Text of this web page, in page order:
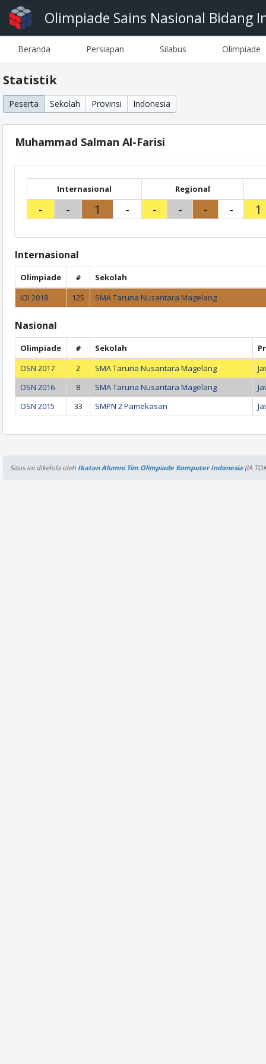
Olimpiade Sains Nasional Bidang
Beranda Persiapan Silabus Olimpiade
Statistik
Peserta Sekolah Provinsi Indonesia
Muhammad Salman Al-Farisi
Internasional Regional
- - 1 - - - - - 1
Internasional
Olimpiade #
Sekolah
IOI 2018
125 SMA Taruna Nusantara Magelang
Nasional
Olimpiade # Sekolah
OSN 2017
2 SMA Taruna Nusantara Magelang
OSN 2016
8 SMA Taruna Nusantara Magelang
OSN 2015
33 SMPN 2 Pamekasan
Situs ini dikelola oleh Ikatan Alumni Tim Olimpiade Komputer Indonesia (IA